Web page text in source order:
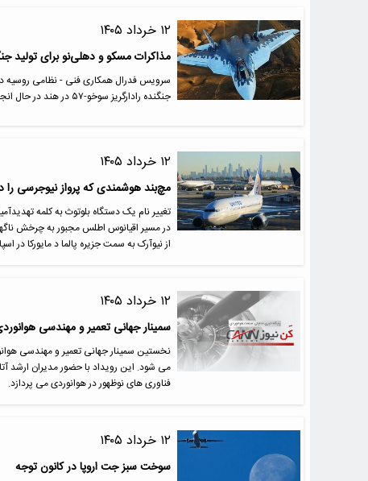
۱۲ خرداد ۱۴۰۵
مذاکرات مسکو و دهلی‌نو برای تولید
سرویس فدرال همکاری فنی - نظامی روسیه در
جنگنده رادارگریز سوخو-۵۷ در هند در حال انجام است.
۱۲ خرداد ۱۴۰۵
مچ‌بند هوشمندی که پرواز نیوجرسی را
از نیوآرک به سمت جزیره پالما د مایورکا
۱۲ خرداد ۱۴۰۵
سمینار جهانی تعمیر و مهندسی
می شود. این رویداد با حضور مدیران ارشد
فناوری های نوظهور در هوانوردی می پردازد.
۱۲ خرداد ۱۴۰۵
سوخت سبز جت اروپا در کانون توجه